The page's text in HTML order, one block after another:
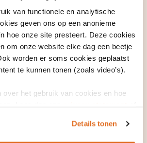
van functionele en analytische
geven ons op een anonieme
hoe onze site presteert. Deze cookies
om onze website elke dag een beetje
worden er soms cookies geplaatst
te kunnen tonen (zoals video’s).
over het gebruik van cookies en hoe
Details tonen
de zorg zoals NHG, NVZA, KNMP en FMS en
Nictiz informatiestandaarden voor
Met deze standaarden kunnen
en medisch specialisten gegevens
en overgevoeligheden*